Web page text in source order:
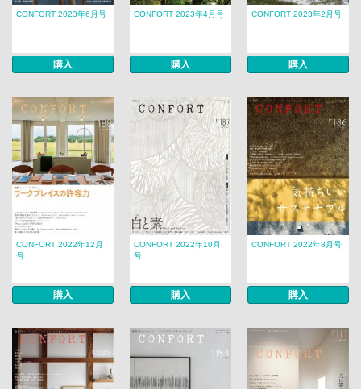
CONFORT 2023年6月号
購入
CONFORT 2023年4月号
購入
CONFORT 2023年2月号
購入
CONFORT 2022年12月
号
購入
CONFORT 2022年10月
号
購入
CONFORT 2022年8月号
購入